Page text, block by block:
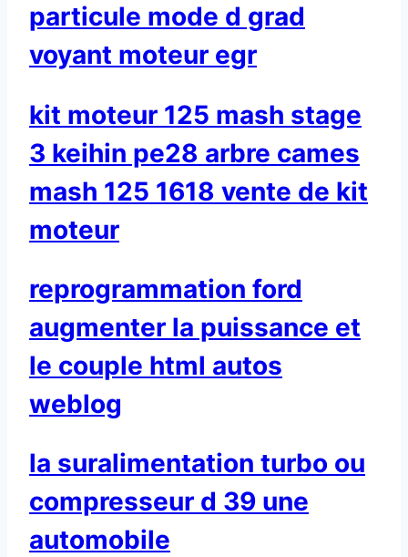
particule mode d grad
voyant moteur egr
kit moteur 125 mash stage
3 keihin pe28 arbre cames
mash 125 1618 vente de kit
moteur
reprogrammation ford
augmenter la puissance et
le couple html autos
weblog
la suralimentation turbo ou
compresseur d 39 une
automobile